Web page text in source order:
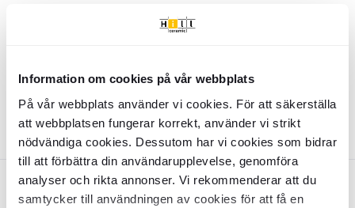
Information om cookies på vår webbplats
På vår webbplats använder vi cookies. För att säkerställa
att webbplatsen fungerar korrekt, använder vi strikt
nödvändiga cookies. Dessutom har vi cookies som bidrar
till att förbättra din användarupplevelse, genomföra
analyser och rikta annonser. Vi rekommenderar att du
samtycker till användningen av cookies för att få en
959
LÄGG I VARUKORG
Ljusgrå